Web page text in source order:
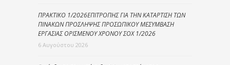
ΠΡΑΚΤΙΚΟ 1/2026ΕΠΙΤΡΟΠΗΣ ΓΙΑ ΤΗΝ ΚΑΤΑΡΤΙΣΗ ΤΩΝ
ΠΙΝΑΚΩΝ ΠΡΟΣΛΗΨΗΣ ΠΡΟΣΩΠΙΚΟΥ ΜΕΣΥΜΒΑΣΗ
ΕΡΓΑΣΙΑΣ ΟΡΙΣΜΕΝΟΥ ΧΡΟΝΟΥ ΣΟΧ 1/2026
6 Αυγούστου 2026